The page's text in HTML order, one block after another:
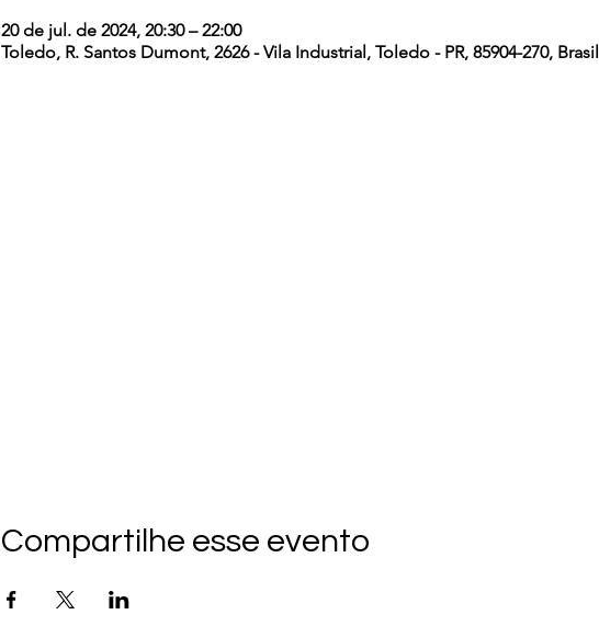
20 de jul. de 2024, 20:30 – 22:00
Toledo, R. Santos Dumont, 2626 - Vila Industrial, Toledo - PR, 85904-270, Brasil
Compartilhe esse evento